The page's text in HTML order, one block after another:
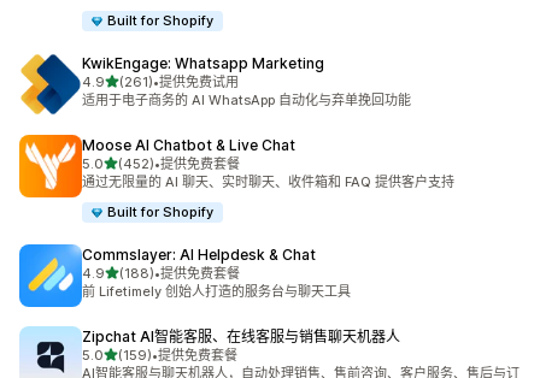
Built for Shopify
KwikEngage: Whatsapp Marketing
4.9星（满分 5 星）
(261)
总共 261 条评论
•提供免费试用
适用于电子商务的 AI WhatsApp 自动化与弃单挽回功能
Moose AI Chatbot & Live Chat
5.0星（满分 5 星）
(452)
总共 452 条评论
•提供免费套餐
通过无限量的 AI 聊天、实时聊天、收件箱和 FAQ 提供客户支持
Built for Shopify
Commslayer: AI Helpdesk & Chat
4.9星（满分 5 星）
(188)
总共 188 条评论
•提供免费套餐
前 Lifetimely 创始人打造的服务台与聊天工具
Zipchat AI智能客服、在线客服与销售聊天机器人
5.0星（满分 5 星）
(159)
总共 159 条评论
•提供免费套餐
AI智能客服与聊天机器人，自动处理销售、售前咨询、客户服务、售后与订